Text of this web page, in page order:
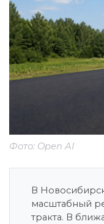
Фото: Open AI
В
масштабный
тракта. В